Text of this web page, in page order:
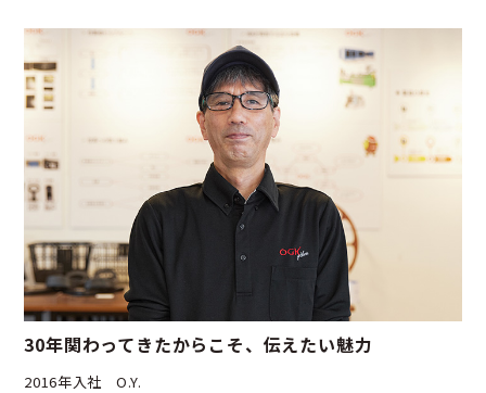
30年関わってきたからこそ、伝えたい魅力
2016年入社 O.Y.